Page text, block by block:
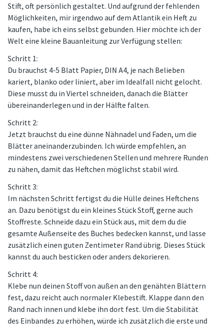
Stift, oft persönlich gestaltet. Und aufgrund der fehlenden
Möglichkeiten, mir irgendwo auf dem Atlantik ein Heft zu
kaufen, habe ich eins selbst gebunden. Hier möchte ich der
Welt eine kleine Bauanleitung zur Verfügung stellen:
Schritt 1:
Du brauchst 4-5 Blatt Papier, DIN A4, je nach Belieben
kariert, blanko oder liniert, aber im Idealfall nicht gelocht.
Diese musst du in Viertel schneiden, danach die Blätter
übereinanderlegen und in der Hälfte falten.
Schritt 2:
Jetzt brauchst du eine dünne Nähnadel und Faden, um die
Blätter aneinanderzubinden. Ich würde empfehlen, an
mindestens zwei verschiedenen Stellen und mehrere Runden
zu nähen, damit das Heftchen möglichst stabil wird.
Schritt 3:
Im nächsten Schritt fertigst du die Hülle deines Heftchens
an. Dazu benötigst du ein kleines Stück Stoff, gerne auch
Stoffreste. Schneide dazu ein Stück aus, mit dem du die
gesamte Außenseite des Buches bedecken kannst, und lasse
zusätzlich einen guten Zentimeter Rand übrig. Dieses Stück
kannst du auch besticken oder anders dekorieren.
Schritt 4:
Klebe nun deinen Stoff von außen an den genähten Blättern
fest, dazu reicht auch normaler Klebestift. Klappe dann den
Rand nach innen und klebe ihn dort fest. Um die Stabilität
des Einbandes zu erhöhen, würde ich zusätzlich die erste und